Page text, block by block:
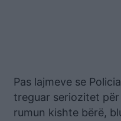
Pas lajmeve se
treguar seriozitet
rumun kishte bërë,